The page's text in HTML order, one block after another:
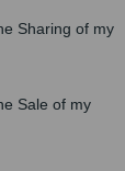
behaviour.
and its
Sharing of my
Sale of my